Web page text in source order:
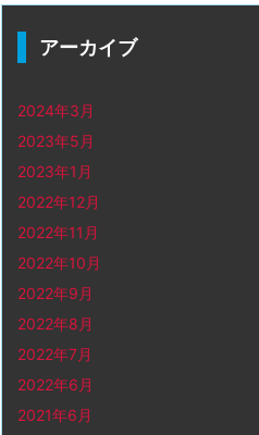
アーカイブ
2024年3月
2023年5月
2023年1月
2022年12月
2022年11月
2022年10月
2022年9月
2022年8月
2022年7月
2022年6月
2021年6月